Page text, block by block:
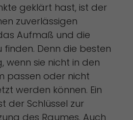
geklärt hast, ist der
zuverlässigen
Aufmaß und die
Denn die besten
wenn sie nicht in den
passen oder nicht
werden können. Ein
der Schlüssel zur
des Raumes. Auch